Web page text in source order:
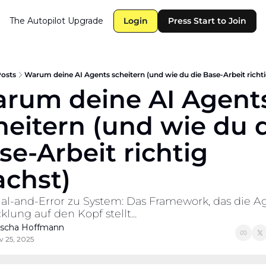
The Autopilot Upgrade Login Press Start to Join
Warum deine AI Agents scheitern (und wie du die Base-Arbeit
deine AI
(und wie du
Arbeit richtig
and-Error zu System: Das Framework, das die
auf den Kopf stellt...
Hoffmann
25, 2025